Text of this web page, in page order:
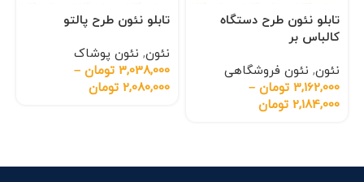
تابلو نئون طرح دستگاه
کالباس بر
نئون, نئون فروشگاهی
3,162,000 تومان –
2,184,000 تومان
تابلو نئون طرح پالتو
نئون, نئون پوشاک
3,038,000 تومان –
2,080,000 تومان